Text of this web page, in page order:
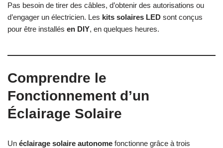
Pas besoin de tirer des câbles, d’obtenir des autorisations ou
d’engager un électricien. Les kits solaires LED sont conçus
pour être installés en DIY, en quelques heures.
Comprendre le
Fonctionnement d’un
Éclairage Solaire
Un éclairage solaire autonome fonctionne grâce à trois